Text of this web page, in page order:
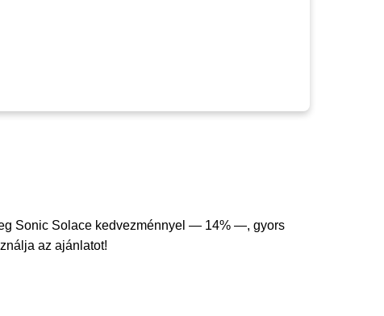
Sonic Solace kedvezménnyel — 14% —, gyors
az ajánlatot!